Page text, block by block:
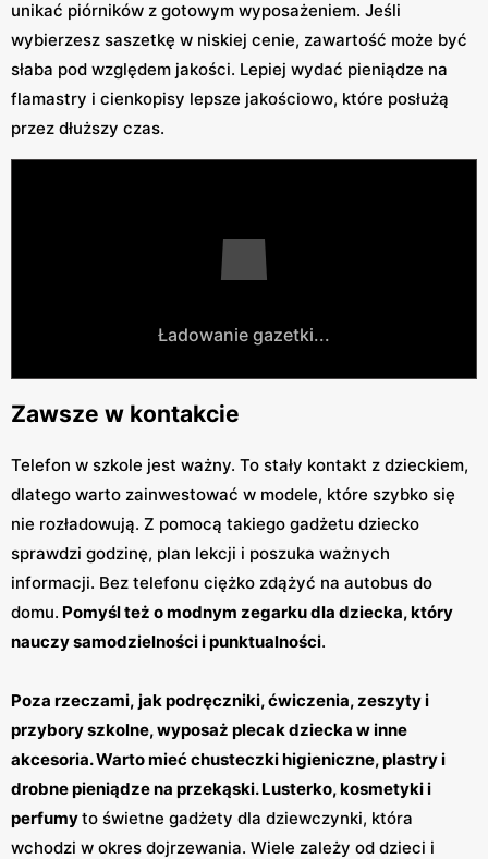
unikać piórników z gotowym wyposażeniem. Jeśli
wybierzesz saszetkę w niskiej cenie, zawartość może być
słaba pod względem jakości. Lepiej wydać pieniądze na
flamastry i cienkopisy lepsze jakościowo, które posłużą
przez dłuższy czas.
Ładowanie gazetki...
Zawsze w kontakcie
Telefon w szkole jest ważny. To stały kontakt z dzieckiem,
dlatego warto zainwestować w modele, które szybko się
nie rozładowują. Z pomocą takiego gadżetu dziecko
sprawdzi godzinę, plan lekcji i poszuka ważnych
informacji. Bez telefonu ciężko zdążyć na autobus do
domu. Pomyśl też o modnym zegarku dla dziecka, który
nauczy samodzielności i punktualności.
Poza rzeczami, jak podręczniki, ćwiczenia, zeszyty i
przybory szkolne, wyposaż plecak dziecka w inne
akcesoria. Warto mieć chusteczki higieniczne, plastry i
drobne pieniądze na przekąski. Lusterko, kosmetyki i
perfumyto świetne gadżety dla dziewczynki, która
wchodzi w okres dojrzewania. Wiele zależy od dzieci i